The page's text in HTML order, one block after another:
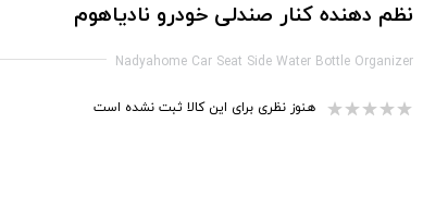
نظم دهنده کنار صندلی خودرو نادیاهوم
Nadyahome Car Seat Side Water Bottle Organizer
هنوز نظری برای این کالا ثبت نشده است